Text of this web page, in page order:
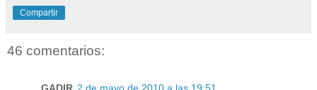
Compartir
46 comentarios:
GADIR 2 de mayo de 2010 a las 19:51